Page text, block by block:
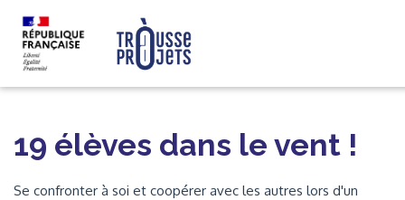
19 élèves dans le vent !
Se confronter à soi et coopérer avec les autres lors d'un